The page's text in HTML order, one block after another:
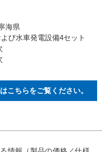
海県
び水車発電設備4セット
こちらをご覧ください。